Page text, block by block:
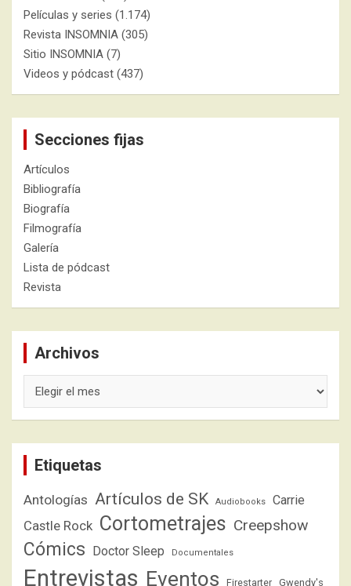
Películas y series (1.174)
Revista INSOMNIA (305)
Sitio INSOMNIA (7)
Videos y pódcast (437)
Secciones fijas
Artículos
Bibliografía
Biografía
Filmografía
Galería
Lista de pódcast
Revista
Archivos
Etiquetas
Antologías Artículos de SK Audiobooks Carrie
Castle Rock Cortometrajes Creepshow
Cómics Doctor Sleep Documentales
Entrevistas Eventos Firestarter Gwendy's